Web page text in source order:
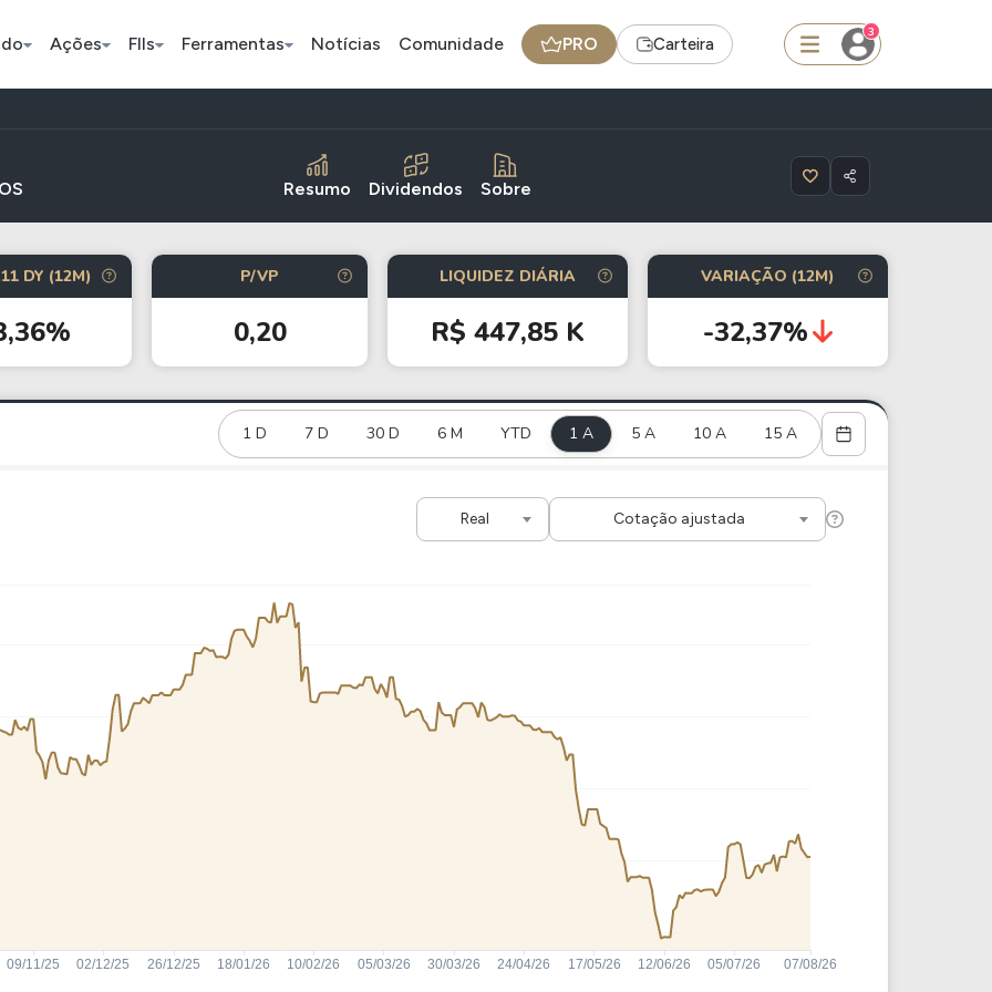
Ações FIIs Ferramentas Notícias Comunidade PRO Carteira
3
Pesquisar
Ação
Bradesco
BDR
JBS
FII
TRXF11
Ferramenta
Dividendos
ETFs
BOVA11
Stocks
Tesla
Apple
Ver todos
Criptomoedas
Bitcoin
Ethereum
Dogecoin
Solana
Ideias
Agenda de Dividendos
Radar do Dividendo Inteligente
Comparador de Ativos
As Ações Mais Buscadas
Resumo Dividendos Sobre
DY (12M) P/VP
0,20
LIQUIDEZ DIÁRIA
R$ 447,85 K
VARIAÇÃO (12M)
-32,37%
1 D 7 D 30 D 6 M YTD 1 A 5 A 10 A 15 A
Real Cotação ajustada